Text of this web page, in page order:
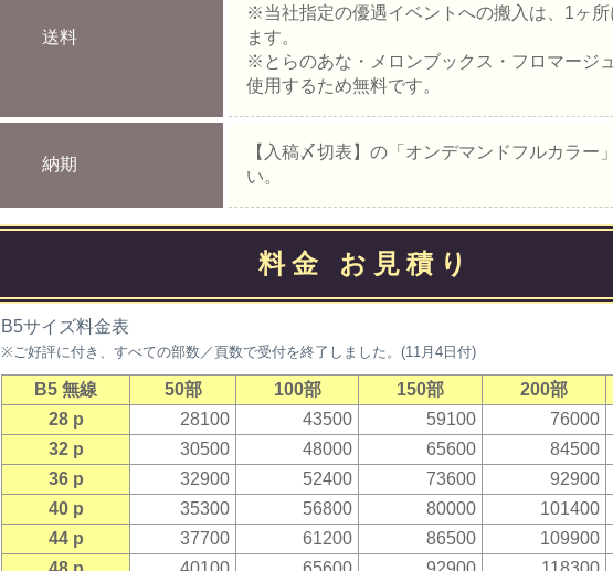
送料
※当社指定の優遇イベントへの搬入は、1ヶ
ます。
※とらのあな・メロンブックス・フロマージ
使用するため無料です。
納期
【入稿〆切表】の「オンデマンドフルカラー
い。
料金 お見積り
B5サイズ料金表
※ご好評に付き、すべての部数／頁数で受付を終了しました。(11月4日付)
B5 無線 50部 100部 150部
200部
28 p
28100 43500 59100
76000
32 p
30500 48000 65600
84500
36 p
32900 52400 73600
92900
40 p
35300 56800 80000
101400
44 p
37700 61200 86500
109900